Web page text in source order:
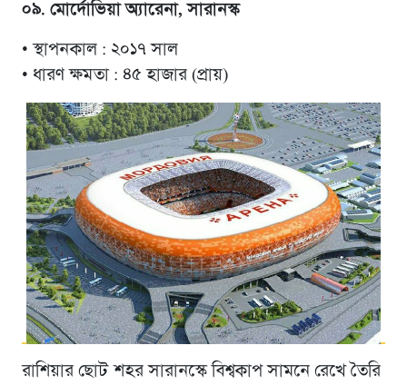
০৯. মোর্দোভিয়া অ্যারেনা, সারানস্ক
• স্থাপনকাল : ২০১৭ সাল
• ধারণ ক্ষমতা : ৪৫ হাজার (প্রায়)
রাশিয়ার ছোট শহর সারানস্কে বিশ্বকাপ সামনে রেখে তৈরি